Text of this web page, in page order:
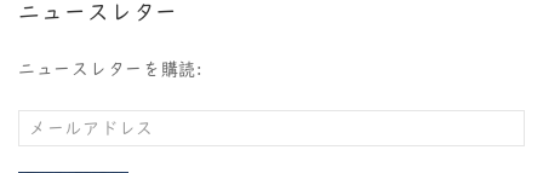
ニュースレター
ニュースレターを購読: